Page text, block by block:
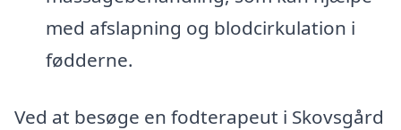
med afslapning og blodcirkulation i
fødderne.
Ved at besøge en fodterapeut i Skovsgård